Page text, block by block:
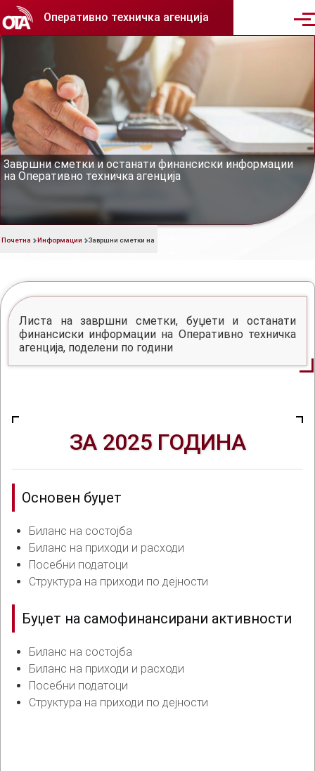
Skip to main content
Оперативно техничка агенција
Breadcrumb
Почетна Информации Завршни сметки на ОТА
Завршни сметки на ОТА
Завршни сметки и останати финансиски информации
на Оперативно техничка агенција
Листа на завршни сметки, буџети и останати
финансиски информации на Оперативно техничка
агенција, поделени по години
ЗА 2025 ГОДИНА
Основен буџет
Биланс на состојба
Биланс на приходи и расходи
Посебни податоци
Структура на приходи по дејности
Буџет на самофинансирани активности
Биланс на состојба
Биланс на приходи и расходи
Посебни податоци
Структура на приходи по дејности